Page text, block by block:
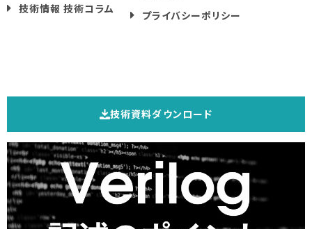
技術情報 技術コラム
プライバシーポリシー
技術資料ダウンロード